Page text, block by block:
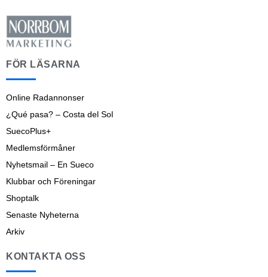
FÖR LÄSARNA
Online Radannonser
¿Qué pasa? – Costa del Sol
SuecoPlus+
Medlemsförmåner
Nyhetsmail – En Sueco
Klubbar och Föreningar
Shoptalk
Senaste Nyheterna
Arkiv
KONTAKTA OSS